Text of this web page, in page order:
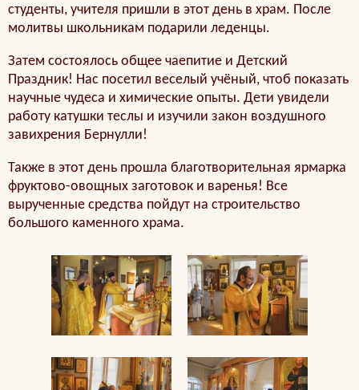
студенты, учителя пришли в этот день в храм. После
молитвы школьникам подарили леденцы.
Затем состоялось общее чаепитие и Детский
Праздник! Нас посетил веселый учёный, чтоб показать
научные чудеса и химические опыты. Дети увидели
работу катушки теслы и изучили закон воздушного
завихрения Бернулли!
Также в этот день прошла благотворительная ярмарка
фруктово-овощных заготовок и варенья! Все
вырученные средства пойдут на строительство
большого каменного храма.